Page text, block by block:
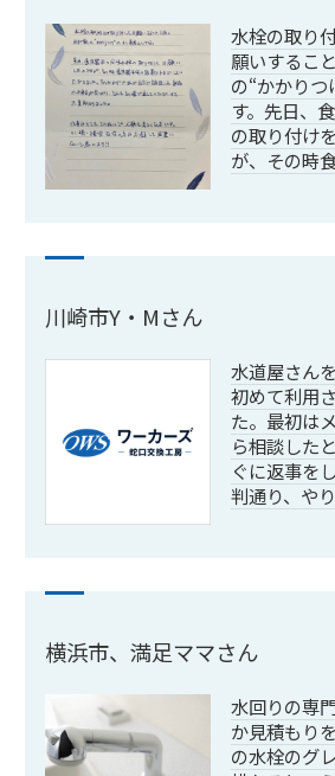
水栓の取り
願いするこ
の“かかりつ
す。先日、
の取り付け
が、その時
川崎市Y・Mさん
水道屋さん
初めて利用
た。最初は
ら相談した
ぐに返事を
判通り、や
横浜市、満足ママさん
水回りの専
か見積もり
の水栓のグ